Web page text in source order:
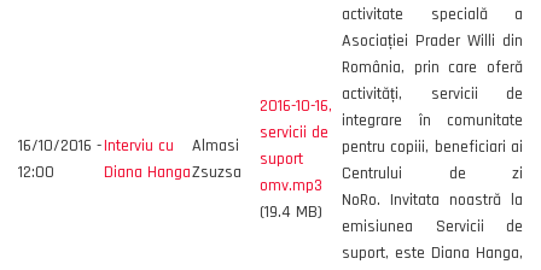
16/10/2016 -
12:00
Interviu cu
Diana Hanga
Almasi
Zsuzsa
2016-10-16,
servicii de
suport
omv.mp3
(19.4 MB)
activitate specială a
Asociației Prader Willi din
România, prin care oferă
activități, servicii de
integrare în comunitate
pentru copiii, beneficiari ai
Centrului de zi
NoRo. Invitata noastră la
emisiunea Servicii de
suport, este Diana Hanga,